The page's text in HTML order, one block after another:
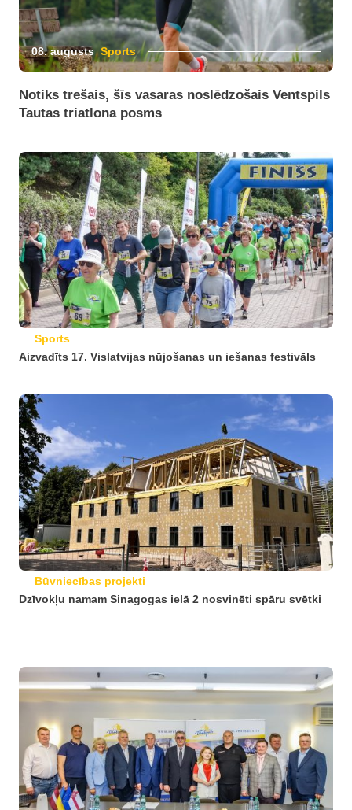
08. augusts Sports
Notiks trešais, šīs vasaras noslēdzošais Ventspils
Tautas triatlona posms
Sports
Aizvadīts 17. Vislatvijas nūjošanas un iešanas festivāls
Būvniecības projekti
Dzīvokļu namam Sinagogas ielā 2 nosvinēti spāru svētki